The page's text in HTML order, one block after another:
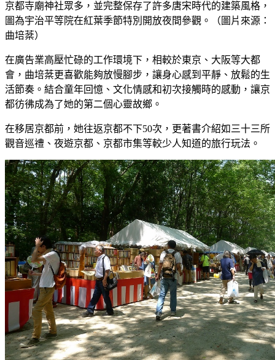
京都寺廟神社眾多，並完整保存了許多唐宋時代的建築風格，
圖為宇治平等院在紅葉季節特別開放夜間參觀。（圖片來源：
曲培棻）
在廣告業高壓忙碌的工作環境下，相較於東京、大阪等大都
會，曲培棻更喜歡能夠放慢腳步，讓身心感到平靜、放鬆的生
活節奏。結合童年回憶、文化情感和初次接觸時的感動，讓京
都彷彿成為了她的第二個心靈故鄉。
在移居京都前，她往返京都不下50次，更著書介紹如三十三所
觀音巡禮、夜遊京都、京都市集等較少人知道的旅行玩法。